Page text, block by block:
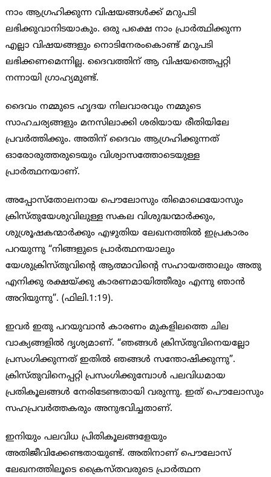
നാം ആഗ്രഹിക്കുന്ന വിഷയങ്ങള്‍ക്ക് മറുപടി
ലഭിക്കുവാനിടയാകും. ഒരു പക്ഷെ നാം പ്രാര്‍ത്ഥിക്കുന്ന
എല്ലാ വിഷയങ്ങളും നൊടിനേരംകൊണ്ട് മറുപടി
ലഭിക്കണമെന്നില്ല. ദൈവത്തിന് ആ വിഷയത്തെപ്പറ്റി
നന്നായി ഗ്രാഹ്യമുണ്ട്.
ദൈവം നമ്മുടെ ഹൃദയ നിലവാരവും നമ്മുടെ
സാഹചര്യങ്ങളും മനസിലാക്കി ശരിയായ രീതിയിലേ
പ്രവര്‍ത്തിക്കും. അതിന് ദൈവം ആഗ്രഹിക്കുന്നത്
ഓരോരുത്തരുടെയും വിശ്വാസത്തോടെയുള്ള
പ്രാര്‍ത്ഥനയാണ്.
അപ്പോസ്തോലനായ പൌലോസും തിമൊഥെയോസും
ക്രിസ്തുയേശുവിലുള്ള സകല വിശുദ്ധന്മാര്‍ക്കും,
ശുശ്രൂഷകന്മാര്‍ക്കും എഴുതിയ ലേഖനത്തില്‍ ഇപ്രകാരം
പറയുന്നു “നിങ്ങളുടെ പ്രാര്‍ത്ഥനയാലും
യേശുക്രിസ്തുവിന്റെ ആത്മാവിന്റെ സഹായത്താലും അതു
എനിക്കു രക്ഷയ്ക്കു കാരണമായിത്തീരും എന്നു ഞാന്‍
അറിയുന്നു”. (ഫിലി.1:19).
ഇവര്‍ ഇതു പറയുവാന്‍ കാരണം മുകളിലത്തെ ചില
വാക്യങ്ങളില്‍ ദൃശ്യമാണ്. “ഞങ്ങള്‍ ക്രിസ്തുവിനെയല്ലോ
പ്രസംഗിക്കുന്നത് ഇതില്‍ ഞങ്ങള്‍ സന്തോഷിക്കുന്നു”.
ക്രിസ്തുവിനെപ്പറ്റി പ്രസംഗിക്കുമ്പോള്‍ പലവിധമായ
പ്രതികൂലങ്ങള്‍ നേരിടേണ്ടതായി വരുന്നു. ഇത് പൌലോസും
സഹപ്രവര്‍ത്തകരും അനുഭവിച്ചതാണ്.
ഇനിയും പലവിധ പ്രിതികൂലങ്ങളേയും
അതിജീവിക്കേണ്ടതായുണ്ട്. അതിനാണ് പൌലോസ്
ലേഖനത്തിലൂടെ ക്രൈസ്തവരുടെ പ്രാര്‍ത്ഥന